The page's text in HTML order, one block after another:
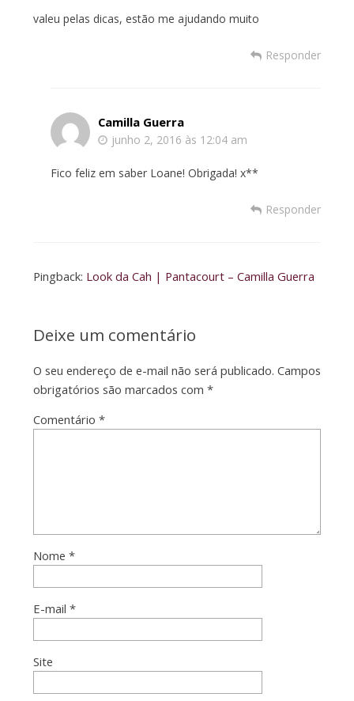
valeu pelas dicas, estão me ajudando muito
Responder
Camilla Guerra
junho 2, 2016 às 12:04 am
Fico feliz em saber Loane! Obrigada! x**
Responder
Pingback: Look da Cah | Pantacourt – Camilla Guerra
Deixe um comentário
O seu endereço de e-mail não será publicado. Campos
obrigatórios são marcados com *
Comentário *
Nome *
E-mail *
Site